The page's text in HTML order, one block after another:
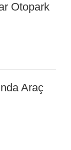
Otopark
Araç